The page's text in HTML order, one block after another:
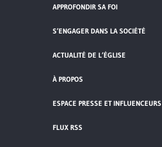
APPROFONDIR SA FOI
S’ENGAGER DANS LA SOCIÉTÉ
ACTUALITÉ DE L’ÉGLISE
À PROPOS
ESPACE PRESSE ET INFLUENCEURS
FLUX RSS